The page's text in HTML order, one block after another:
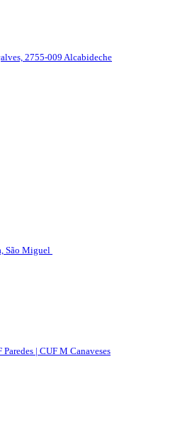
2755-009 Alcabideche
São Miguel
| CUF M Canaveses